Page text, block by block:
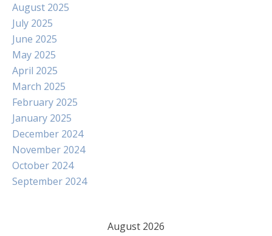
August 2025
July 2025
June 2025
May 2025
April 2025
March 2025
February 2025
January 2025
December 2024
November 2024
October 2024
September 2024
August 2026